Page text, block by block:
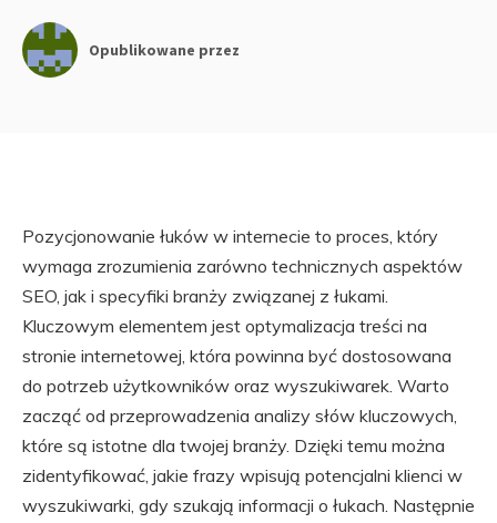
Opublikowane przez
Pozycjonowanie łuków w internecie to proces, który
wymaga zrozumienia zarówno technicznych aspektów
SEO, jak i specyfiki branży związanej z łukami.
Kluczowym elementem jest optymalizacja treści na
stronie internetowej, która powinna być dostosowana
do potrzeb użytkowników oraz wyszukiwarek. Warto
zacząć od przeprowadzenia analizy słów kluczowych,
które są istotne dla twojej branży. Dzięki temu można
zidentyfikować, jakie frazy wpisują potencjalni klienci w
wyszukiwarki, gdy szukają informacji o łukach. Następnie